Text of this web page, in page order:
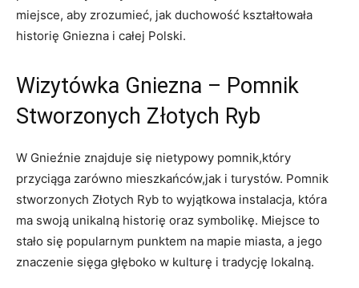
miejsce, aby ​zrozumieć, ⁤jak⁣ duchowość kształtowała ​
historię⁣ Gniezna ‍i całej Polski.
Wizytówka Gniezna ⁢–‍ Pomnik
Stworzonych‍ Złotych Ryb
W​ Gnieźnie znajduje się ​nietypowy ‍pomnik,który‌
przyciąga zarówno mieszkańców,jak i turystów. Pomnik
stworzonych ‌Złotych ⁢Ryb to ⁣wyjątkowa ⁣instalacja, która
ma ​swoją unikalną historię oraz symbolikę. ⁣Miejsce to
stało się ​popularnym‌ punktem na‍ mapie miasta, a ‌jego
znaczenie sięga‍ głęboko w kulturę i tradycję lokalną.